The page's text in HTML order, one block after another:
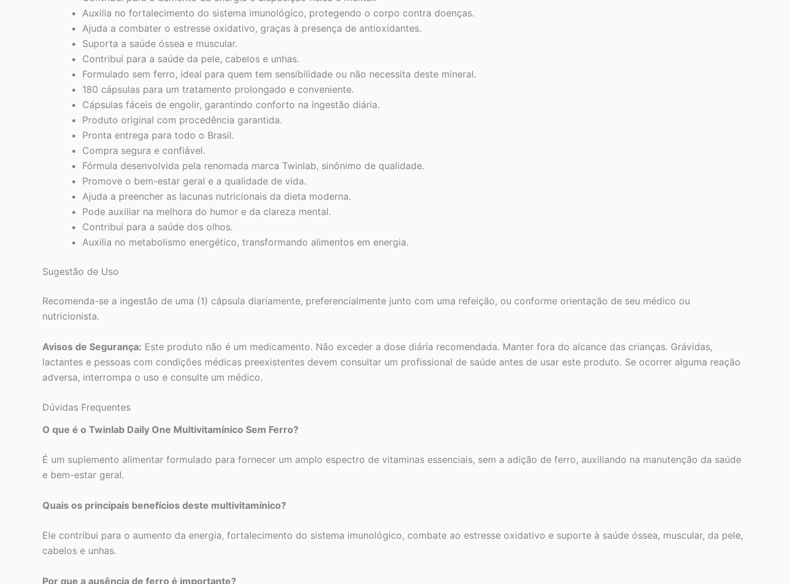
Auxilia no fortalecimento do sistema imunológico, protegendo o corpo contra doenças.
Ajuda a combater o estresse oxidativo, graças à presença de antioxidantes.
Suporta a saúde óssea e muscular.
Contribui para a saúde da pele, cabelos e unhas.
Formulado sem ferro, ideal para quem tem sensibilidade ou não necessita deste mineral.
180 cápsulas para um tratamento prolongado e conveniente.
Cápsulas fáceis de engolir, garantindo conforto na ingestão diária.
Produto original com procedência garantida.
Pronta entrega para todo o Brasil.
Compra segura e confiável.
Fórmula desenvolvida pela renomada marca Twinlab, sinônimo de qualidade.
Promove o bem-estar geral e a qualidade de vida.
Ajuda a preencher as lacunas nutricionais da dieta moderna.
Pode auxiliar na melhora do humor e da clareza mental.
Contribui para a saúde dos olhos.
Auxilia no metabolismo energético, transformando alimentos em energia.
Sugestão de Uso
Recomenda-se a ingestão de uma (1) cápsula diariamente, preferencialmente junto com uma refeição, ou conforme orientação de seu médico ou
nutricionista.
Avisos de Segurança: Este produto não é um medicamento. Não exceder a dose diária recomendada. Manter fora do alcance das crianças. Grávidas,
lactantes e pessoas com condições médicas preexistentes devem consultar um profissional de saúde antes de usar este produto. Se ocorrer alguma reação
adversa, interrompa o uso e consulte um médico.
Dúvidas Frequentes
O que é o Twinlab Daily One Multivitamínico Sem Ferro?
É um suplemento alimentar formulado para fornecer um amplo espectro de vitaminas essenciais, sem a adição de ferro, auxiliando na manutenção da saúde
e bem-estar geral.
Quais os principais benefícios deste multivitamínico?
Ele contribui para o aumento da energia, fortalecimento do sistema imunológico, combate ao estresse oxidativo e suporte à saúde óssea, muscular, da pele,
cabelos e unhas.
Por que a ausência de ferro é importante?